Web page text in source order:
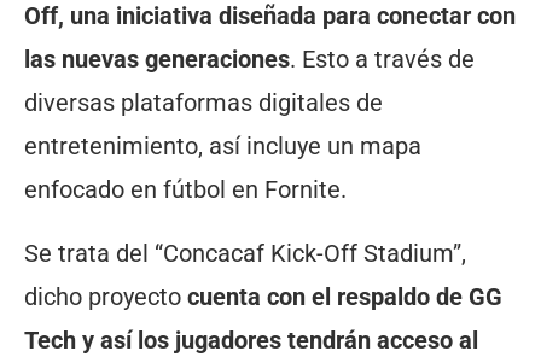
Off, una iniciativa diseñada para conectar con
las nuevas generaciones. Esto a través de
diversas plataformas digitales de
entretenimiento, así incluye un mapa
enfocado en fútbol en Fornite.
Se trata del “Concacaf Kick-Off Stadium”,
dicho proyecto cuenta con el respaldo de GG
Tech y así los jugadores tendrán acceso al